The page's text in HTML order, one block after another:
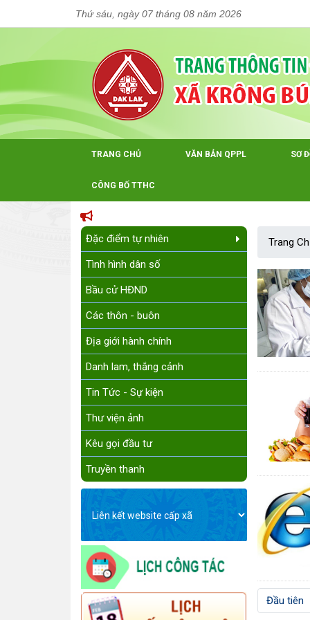
Thứ sáu, ngày 07 tháng 08 năm 2026
TRANG CHỦ VĂN BẢN QPPL SƠ
CÔNG BỐ TTHC
Đặc điểm tự nhiên
Tình hình dân số
Bầu cử HĐND
Các thôn - buôn
Địa giới hành chính
Danh lam, thắng cảnh
Tin Tức - Sự kiện
Thư viện ảnh
Kêu gọi đầu tư
Truyền thanh
Trang
Đầu tiên